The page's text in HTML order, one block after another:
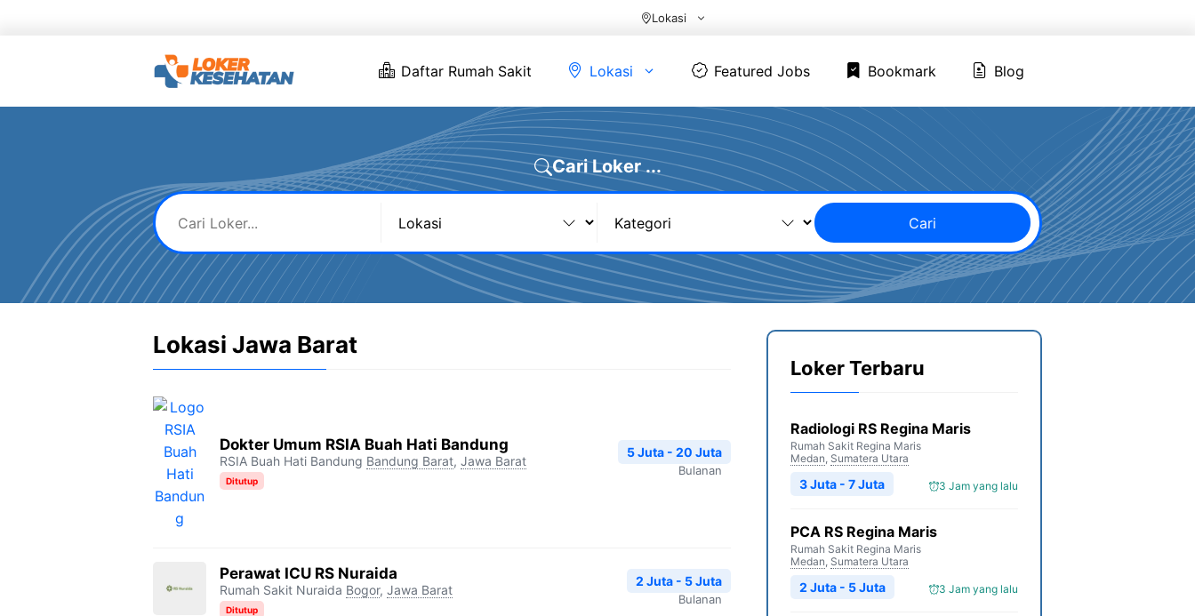
Lokasi
Daftar Rumah Sakit Lokasi Featured Jobs Bookmark Blog
Cari Loker ...
Cari
Lokasi Jawa Barat
Dokter Umum RSIA Buah Hati Bandung
RSIA Buah Hati Bandung Bandung Barat, Jawa Barat
Ditutup
5 Juta - 20 Juta
Bulanan
Perawat ICU RS Nuraida
Rumah Sakit Nuraida Bogor, Jawa Barat
Ditutup
2 Juta - 5 Juta
Bulanan
Loker Terbaru
Radiologi RS Regina Maris
Rumah Sakit Regina Maris
Medan, Sumatera Utara
3 Jam yang lalu
3 Juta - 7 Juta
PCA RS Regina Maris
Rumah Sakit Regina Maris
Medan, Sumatera Utara
3 Jam yang lalu
2 Juta - 5 Juta